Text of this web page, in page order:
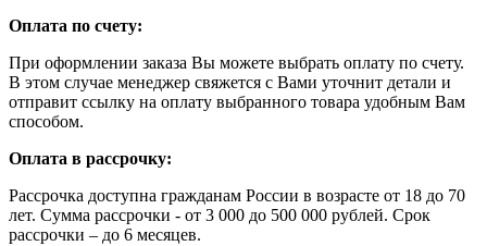
Оплата по счету:
При оформлении заказа Вы можете выбрать оплату по счету.
В этом случае менеджер свяжется с Вами уточнит детали и
отправит ссылку на оплату выбранного товара удобным Вам
способом.
Оплата в рассрочку:
Рассрочка доступна гражданам России в возрасте от 18 до 70
лет. Сумма рассрочки - от 3 000 до 500 000 рублей. Срок
рассрочки – до 6 месяцев.